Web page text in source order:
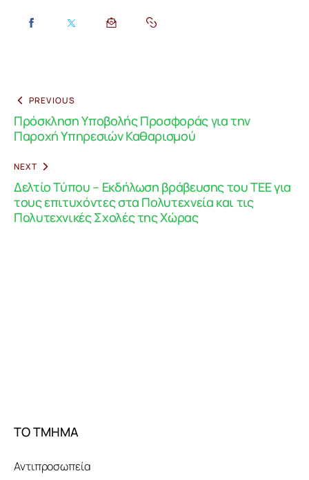
PREVIOUS
Πρόσκληση Υποβολής Προσφοράς για την
Παροχή Υπηρεσιών Καθαρισμού
NEXT
Δελτίο Τύπου – Εκδήλωση βράβευσης του ΤΕΕ για
τους επιτυχόντες στα Πολυτεχνεία και τις
Πολυτεχνικές Σχολές της Χώρας
ΤΟ ΤΜΗΜΑ
Αντιπροσωπεία